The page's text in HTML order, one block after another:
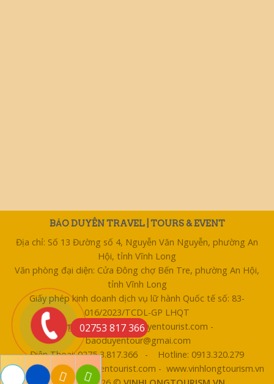
BẢO DUYÊN TRAVEL | TOURS & EVENT
Địa chỉ: Số 13 Đường số 4, Nguyễn Văn Nguyễn, phường An
Hội, tỉnh Vĩnh Long
Văn phòng đại diện: Cửa Đông chợ Bến Tre, phường An Hội,
tỉnh Vĩnh Long
Giấy phép kinh doanh dịch vụ lữ hành Quốc tế số: 83-
016/2023/TCDL-GP LHQT
Email: bentre@baoduyentourist.com -
baoduyentour@gmai.com
Điện Thoại: 0275 3.817.366 - Hotline: 0913.320.279
Website: www.baoduyentourist.com - www.vinhlongtourism.vn
02753 817 366